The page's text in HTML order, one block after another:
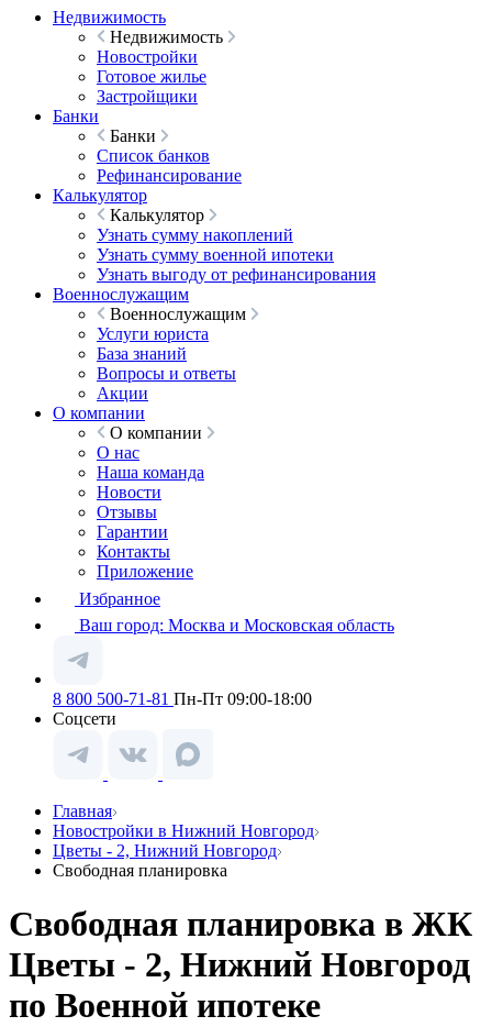
Недвижимость
Недвижимость
Новостройки
Готовое жилье
Застройщики
Банки
Банки
Список банков
Рефинансирование
Калькулятор
Калькулятор
Узнать сумму накоплений
Узнать сумму военной ипотеки
Узнать выгоду от рефинансирования
Военнослужащим
Военнослужащим
Услуги юриста
База знаний
Вопросы и ответы
Акции
О компании
О компании
О нас
Наша команда
Новости
Отзывы
Гарантии
Контакты
Приложение
Избранное
Ваш город: Москва и Московская область
8 800 500-71-81 Пн-Пт 09:00-18:00
Соцсети
Главная
Новостройки в Нижний Новгород
Цветы - 2, Нижний Новгород
Свободная планировка
Свободная планировка в ЖК
Цветы - 2, Нижний Новгород
по Военной ипотеке